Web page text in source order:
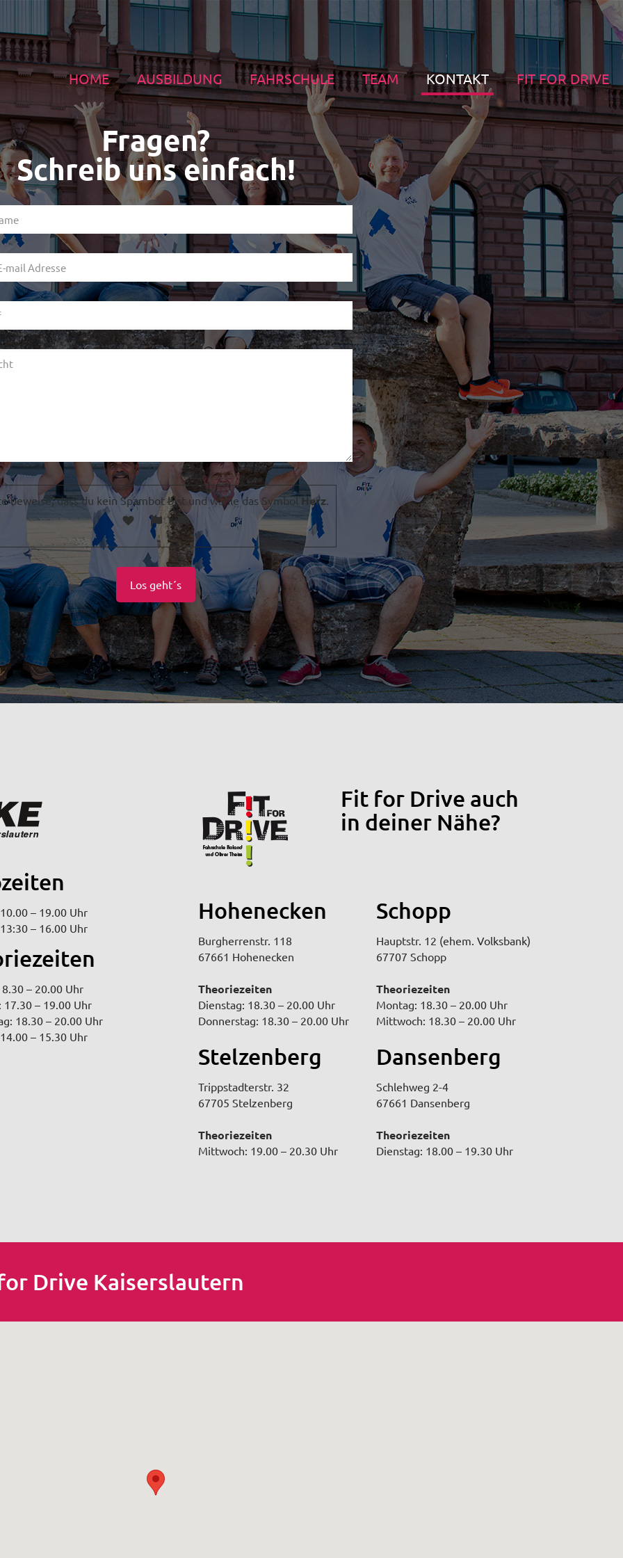
HOME AUSBILDUNG FAHRSCHULE TEAM KONTAKT FIT FOR DRIVE
Fragen?
Schreib uns einfach!
beweise, dass du kein Spambot bist und wähle das SymbolHerz.
– 19.00 Uhr
– 16.00 Uhr
– 20.00 Uhr
– 19.00 Uhr
18.30 – 20.00 Uhr
– 15.30 Uhr
Fit for Drive auch
in deiner Nähe?
Hohenecken
Burgherrenstr. 118
67661 Hohenecken
Theoriezeiten
Dienstag: 18.30 – 20.00 Uhr
Donnerstag: 18.30 – 20.00 Uhr
Stelzenberg
Trippstadterstr. 32
67705 Stelzenberg
Theoriezeiten
Mittwoch: 19.00 – 20.30 Uhr
Schopp
Hauptstr. 12 (ehem. Volksbank)
67707 Schopp
Theoriezeiten
Montag: 18.30 – 20.00 Uhr
Mittwoch: 18.30 – 20.00 Uhr
Dansenberg
Schlehweg 2-4
67661 Dansenberg
Theoriezeiten
Dienstag: 18.00 – 19.30 Uhr
Drive Kaiserslautern